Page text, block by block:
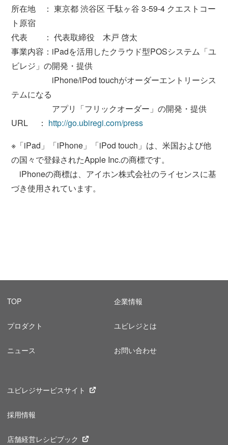
所在地 ： 東京都 渋谷区 千駄ヶ谷 3-59-4 クエストコー
ト原宿
代表 ： 代表取締役 木戸 啓太
事業内容：iPadを活用したクラウド型POSシステム「ユ
ビレジ」の開発・提供
iPhone/iPod touchがオーダーエントリーシス
テムになる
アプリ「フリックオーダー」の開発・提供
URL ： http://go.ubiregi.com/press
※「iPad」「iPhone」「iPod touch」は、米国および他
の国々で登録されたApple Inc.の商標です。
iPhoneの商標は、アイホン株式会社のライセンスに基
づき使用されています。
TOP 企業情報
プロダクト ユビレジとは
ニュース お問い合わせ
ユビレジサービスサイト
採用情報
店舗経営レシピブック